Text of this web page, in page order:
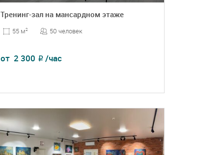
Тренинг-зал на мансардном этаже
55 м2 50 человек
от 2 300 ₽ /час